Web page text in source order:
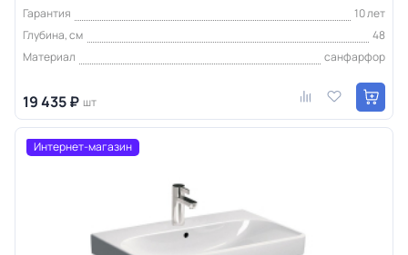
Гарантия
10 лет
Глубина, см
48
Материал
санфарфор
19 435 ₽ шт
Интернет-магазин